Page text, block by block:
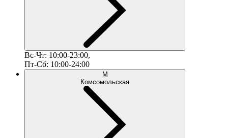
Вс-Чт: 10:00-23:00,
Пт-Сб: 10:00-24:00
М
Комсомольская